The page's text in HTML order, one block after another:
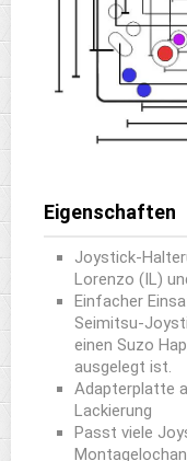
Eigenschaften
Joystick-
Lorenzo (IL)
Einfacher
Seimitsu-
einen Suzo
ausgelegt ist.
Adapterplatte
Lackierung
Passt viele